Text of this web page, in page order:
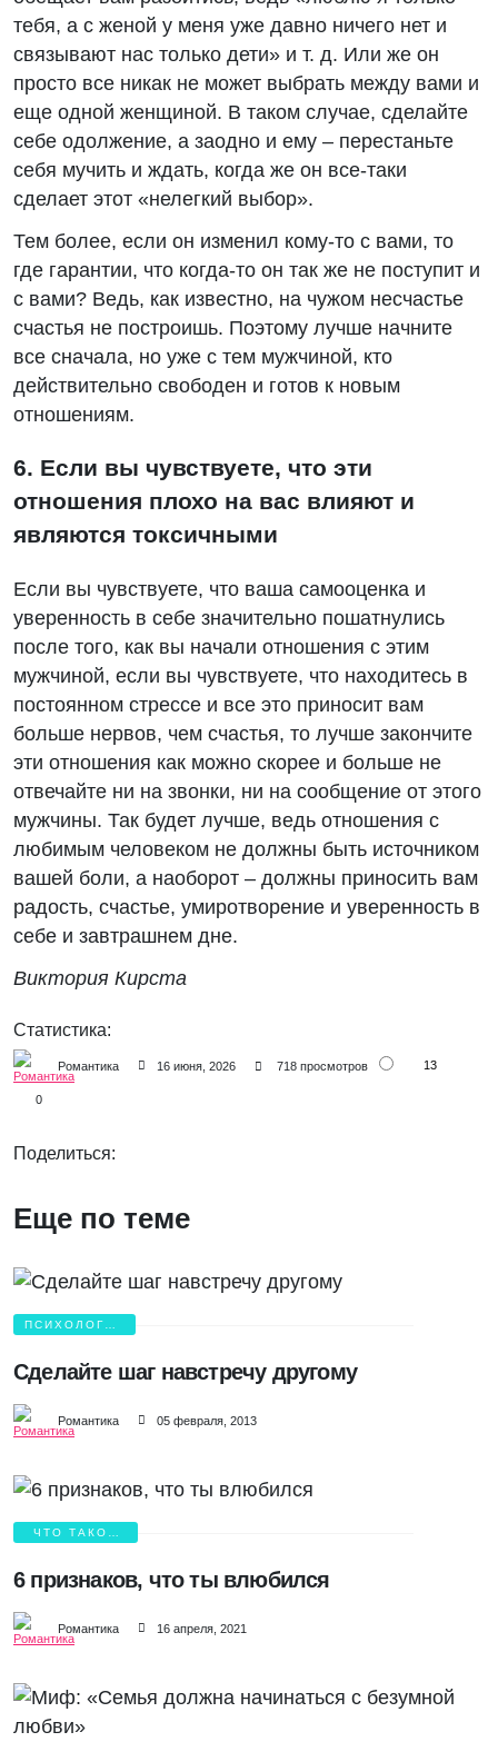
тебя, а с женой у меня уже давно ничего нет и
связывают нас только дети» и т. д. Или же он
просто все никак не может выбрать между вами и
еще одной женщиной. В таком случае, сделайте
себе одолжение, а заодно и ему – перестаньте
себя мучить и ждать, когда же он все-таки
сделает этот «нелегкий выбор».
Тем более, если он изменил кому-то с вами, то
где гарантии, что когда-то он так же не поступит и
с вами? Ведь, как известно, на чужом несчастье
счастья не построишь. Поэтому лучше начните
все сначала, но уже с тем мужчиной, кто
действительно свободен и готов к новым
отношениям.
6. Если вы чувствуете, что эти
отношения плохо на вас влияют и
являются токсичными
Если вы чувствуете, что ваша самооценка и
уверенность в себе значительно пошатнулись
после того, как вы начали отношения с этим
мужчиной, если вы чувствуете, что находитесь в
постоянном стрессе и все это приносит вам
больше нервов, чем счастья, то лучше закончите
эти отношения как можно скорее и больше не
отвечайте ни на звонки, ни на сообщение от этого
мужчины. Так будет лучше, ведь отношения с
любимым человеком не должны быть источником
вашей боли, а наоборот – должны приносить вам
радость, счастье, умиротворение и уверенность в
себе и завтрашнем дне.
Виктория Кирста
Статистика:
Романтика 16 июня, 2026 718 просмотров 13
0
Поделиться:
Еще по теме
ПСИХОЛОГИЯ
Сделайте шаг навстречу другому
Романтика 05 февраля, 2013
ЧТО ТАКОЕ
6 признаков, что ты влюбился
Романтика 16 апреля, 2021